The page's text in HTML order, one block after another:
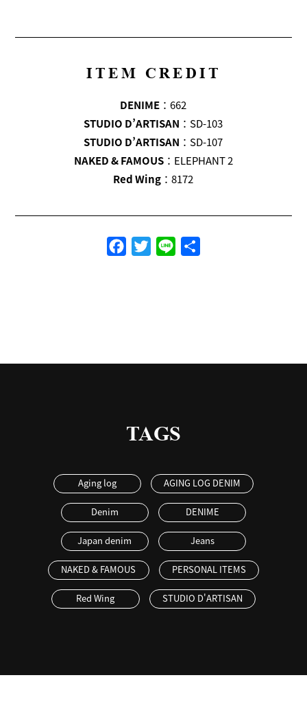
ITEM CREDIT
DENIME ：662
STUDIO D’ARTISAN ：SD-103
STUDIO D’ARTISAN ：SD-107
NAKED & FAMOUS：ELEPHANT 2
Red Wing ：8172
FacebookTwitterLine
TAGS
Aging log AGING LOG DENIM
Denim DENIME
Japan denim Jeans
NAKED & FAMOUS PERSONAL ITEMS
Red Wing STUDIO D'ARTISAN